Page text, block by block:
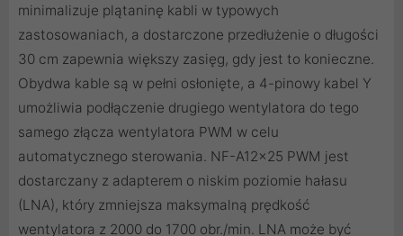
minimalizuje plątaninę kabli w typowych
zastosowaniach, a dostarczone przedłużenie o długości
30 cm zapewnia większy zasięg, gdy jest to konieczne.
Obydwa kable są w pełni osłonięte, a 4-pinowy kabel Y
umożliwia podłączenie drugiego wentylatora do tego
samego złącza wentylatora PWM w celu
automatycznego sterowania. NF-A12x25 PWM jest
dostarczany z adapterem o niskim poziomie hałasu
(LNA), który zmniejsza maksymalną prędkość
wentylatora z 2000 do 1700 obr./min. LNA może być